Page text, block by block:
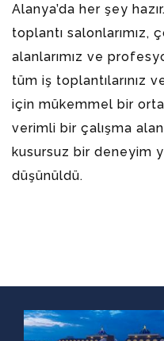
Alanya’da her şey
toplantı salonlarımız,
alanlarımız ve
tüm iş toplantılarınız
için mükemmel bir
verimli bir çalışma
kusursuz bir deneyim
düşünüldü.